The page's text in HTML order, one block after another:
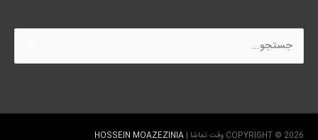
جستجو
برای:
COPYRIGHT © 2026 وقت تماشا |
HOSSEIN MOAZEZINIA